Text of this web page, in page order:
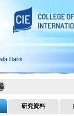
研究資料